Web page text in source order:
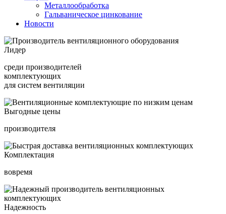
Металлообработка
Гальваническое цинкование
Новости
Лидер
среди производителей
комплектующих
для систем вентиляции
Выгодные цены
производителя
Комплектация
вовремя
Надежность